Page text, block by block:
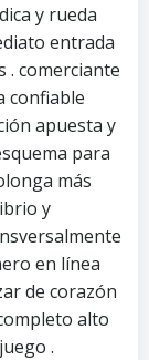
y rueda
entrada
. comerciante
confiable
apuesta y
para
más
y
en línea
de corazón
alto
.